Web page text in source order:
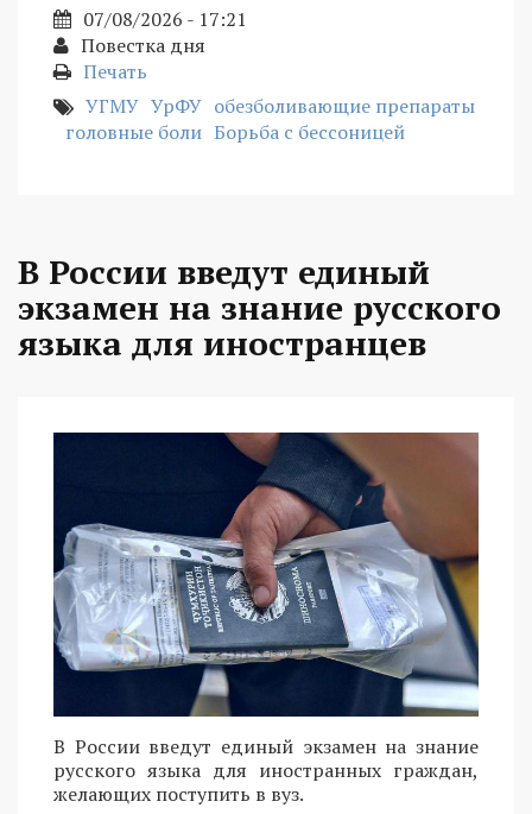
07/08/2026 - 17:21
Повестка дня
Печать
УГМУ УрФУ обезболивающие препараты
головные боли Борьба с бессоницей
В России введут единый
экзамен на знание русского
языка для иностранцев
В России введут единый экзамен на знание
русского языка для иностранных граждан,
желающих поступить в вуз.